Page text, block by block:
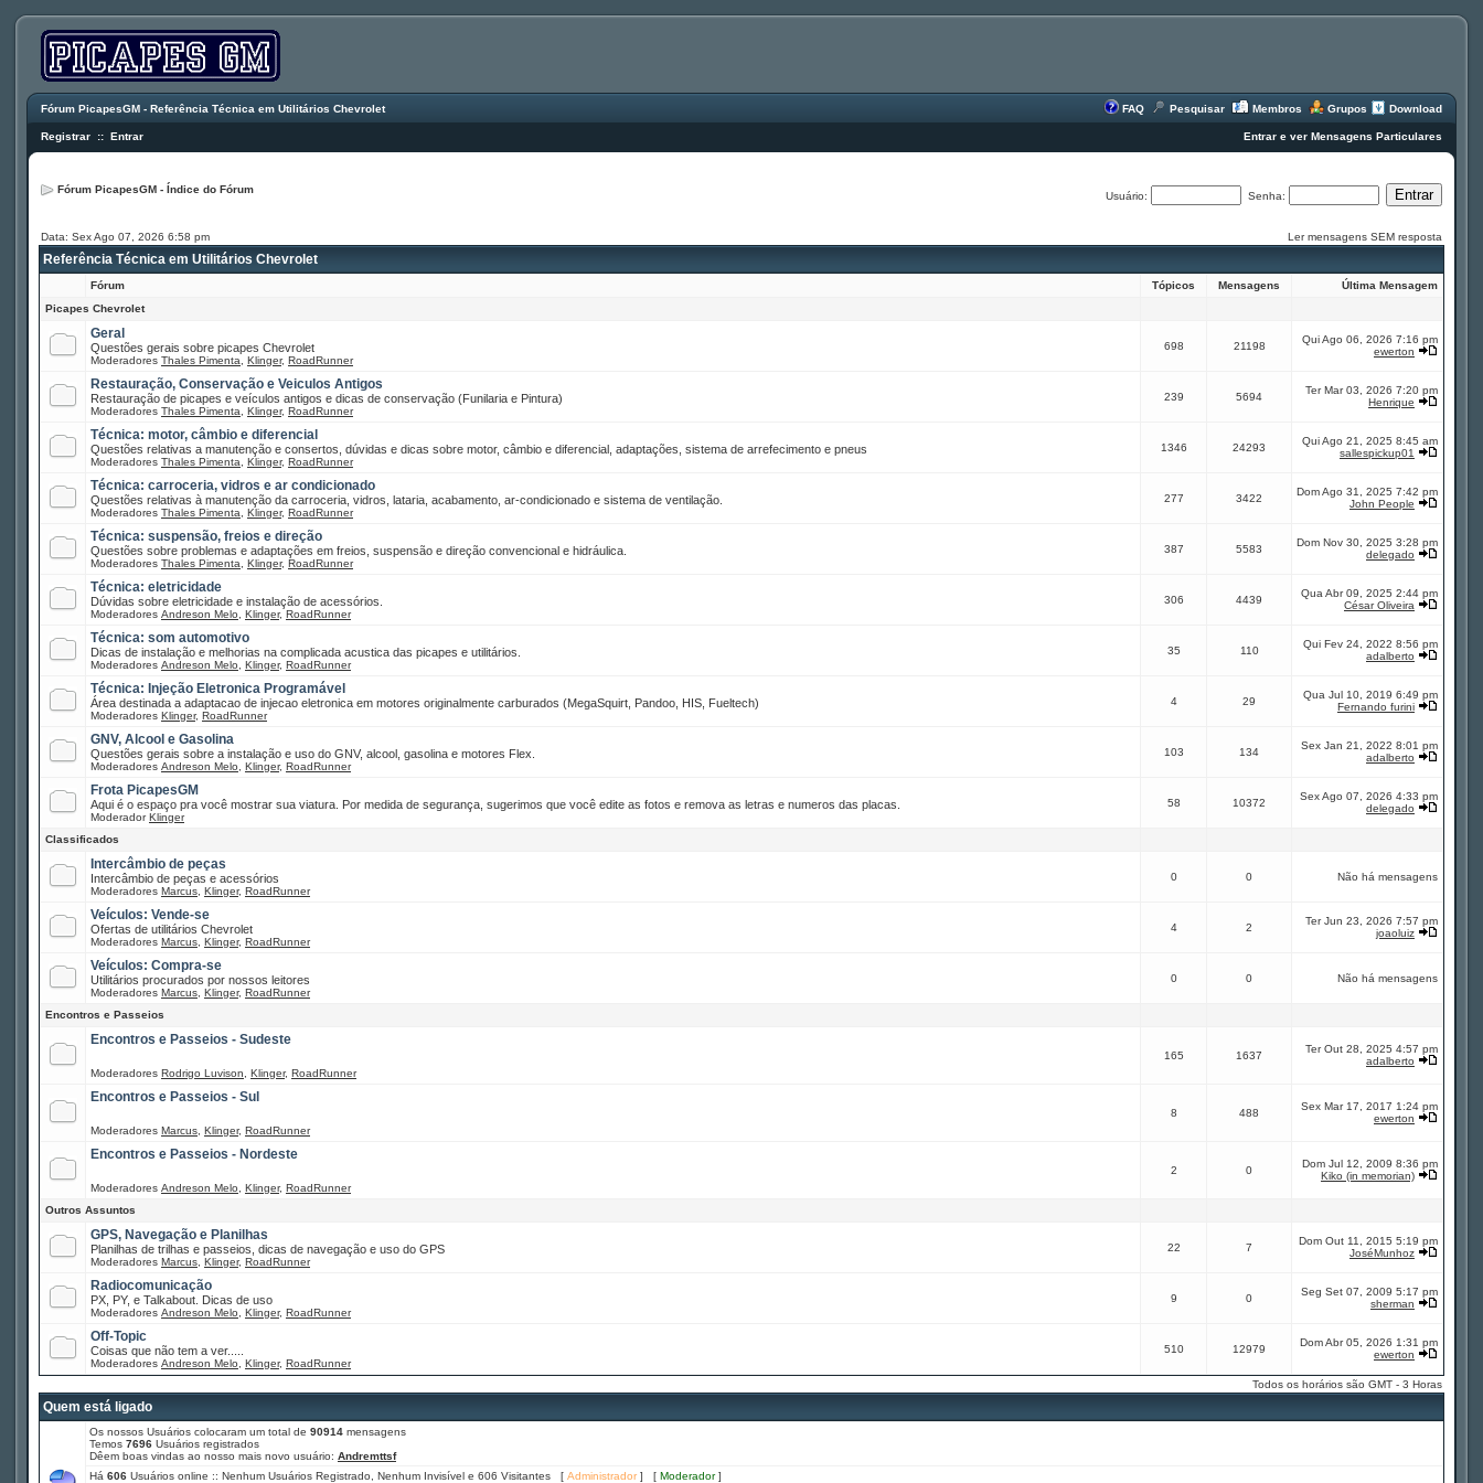
Fórum PicapesGM - Referência Técnica em Utilitários Chevrolet FAQ Pesquisar Membros Grupos Download
Registrar :: Entrar Entrar e ver Mensagens Particulares
Fórum PicapesGM - Índice do Fórum
Usuário: Senha:
Data: Sex Ago 07, 2026 6:58 pm Ler mensagens SEM resposta
Referência Técnica em Utilitários Chevrolet
Fórum Tópicos Mensagens
Última Mensagem
Picapes Chevrolet
Geral
Questões gerais sobre picapes Chevrolet
Moderadores Thales Pimenta Klinger, RoadRunner
698 21198
Qui Ago 06, 2026 7:16 pm
ewerton
Restauração, Conservação e Veiculos Antigos
Restauração de picapes e veículos antigos e dicas de conservação (Funilaria e Pintura)
Moderadores Thales Pimenta Klinger, RoadRunner
239 5694
Ter Mar 03, 2026 7:20 pm
Henrique
Técnica: motor, câmbio e diferencial
Questões relativas a manutenção e consertos, dúvidas e dicas sobre motor, câmbio e diferencial, adaptações, sistema de arrefecimento e pneus
Moderadores Thales Pimenta Klinger, RoadRunner
1346 24293
Qui Ago 21, 2025 8:45 am
sallespickup01
Técnica: carroceria, vidros e ar condicionado
Questões relativas à manutenção da carroceria, vidros, lataria, acabamento, ar-condicionado e sistema de ventilação.
Moderadores Thales Pimenta Klinger, RoadRunner
277 3422
Dom Ago 31, 2025 7:42 pm
John People
Técnica: suspensão, freios e direção
Questões sobre problemas e adaptações em freios, suspensão e direção convencional e hidráulica.
Moderadores Thales Pimenta Klinger, RoadRunner
387 5583
Dom Nov 30, 2025 3:28 pm
delegado
Técnica: eletricidade
Dúvidas sobre eletricidade e instalação de acessórios.
Moderadores Andreson Melo Klinger, RoadRunner
306 4439
Qua Abr 09, 2025 2:44 pm
César Oliveira
Técnica: som automotivo
Dicas de instalação e melhorias na complicada acustica das picapes e utilitários.
Moderadores Andreson Melo Klinger, RoadRunner
35 110
Qui Fev 24, 2022 8:56 pm
adalberto
Técnica: Injeção Eletronica Programável
Área destinada a adaptacao de injecao eletronica em motores originalmente carburados (MegaSquirt, Pandoo, HIS, Fueltech)
Moderadores Klinger, RoadRunner
4 29
Qua Jul 10, 2019 6:49 pm
Fernando furini
GNV, Alcool e Gasolina
Questões gerais sobre a instalação e uso do GNV, alcool, gasolina e motores Flex.
Moderadores Andreson Melo Klinger, RoadRunner
103 134
Sex Jan 21, 2022 8:01 pm
adalberto
Frota PicapesGM
Aqui é o espaço pra você mostrar sua viatura. Por medida de segurança, sugerimos que você edite as fotos e remova as letras e numeros das placas.
ModeradorKlinger
58 10372
Sex Ago 07, 2026 4:33 pm
delegado
Classificados
Intercâmbio de peças
Intercâmbio de peças e acessórios
Moderadores Marcus Klinger, RoadRunner
0 0 Não há mensagens
Veículos: Vende-se
Ofertas de utilitários Chevrolet
Moderadores Marcus Klinger, RoadRunner
4 2
Ter Jun 23, 2026 7:57 pm
joaoluiz
Veículos: Compra-se
Utilitários procurados por nossos leitores
Moderadores Marcus Klinger, RoadRunner
0 0 Não há mensagens
Encontros e Passeios
Encontros e Passeios - Sudeste
Moderadores Rodrigo Luvison Klinger, RoadRunner
165 1637
Ter Out 28, 2025 4:57 pm
adalberto
Encontros e Passeios - Sul
Moderadores Marcus Klinger, RoadRunner
8 488
Sex Mar 17, 2017 1:24 pm
ewerton
Encontros e Passeios - Nordeste
Moderadores Andreson Melo Klinger, RoadRunner
2 0
Dom Jul 12, 2009 8:36 pm
Kiko (in memorian)
Outros Assuntos
GPS, Navegação e Planilhas
Planilhas de trilhas e passeios, dicas de navegação e uso do GPS
Moderadores Marcus Klinger, RoadRunner
22 7
Dom Out 11, 2015 5:19 pm
JoséMunhoz
Radiocomunicação
PX, PY, e Talkabout. Dicas de uso
Moderadores Andreson Melo Klinger, RoadRunner
9 0
Seg Set 07, 2009 5:17 pm
sherman
Off-Topic
Coisas que não tem a ver.....
Moderadores Andreson Melo Klinger, RoadRunner
510 12979
Dom Abr 05, 2026 1:31 pm
ewerton
Todos os horários são GMT - 3 Horas
Quem está ligado
Os nossos Usuários colocaram um total de 90914 mensagens
Temos 7696 Usuários registrados
Dêem boas vindas ao nosso mais novo usuário: Andremttsf
Há 606 Usuários online :: Nenhum Usuários Registrado, Nenhum Invisível e 606 Visitantes [ Administrador] [ Moderador]